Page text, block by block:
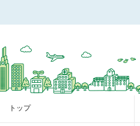
トップ